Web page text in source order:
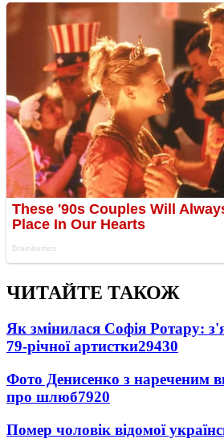
ЧИТАЙТЕ ТАКОЖ
Як змінилася Софія Ротару:
79-річної артистки29430
Фото Денисенко з нареченим
про шлюб7920
Помер чоловік відомої